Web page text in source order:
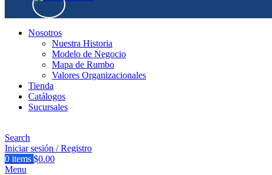
Nosotros
Nuestra Historia
Modelo de Negocio
Mapa de Rumbo
Valores Organizacionales
Tienda
Catálogos
Sucursales
Search
Iniciar sesión / Registro
0 items $0.00
Menu